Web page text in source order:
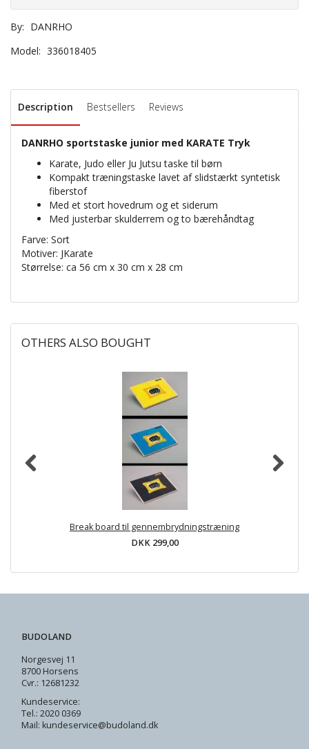
By: DANRHO
Model: 336018405
Description Bestsellers Reviews
DANRHO sportstaske junior med KARATE Tryk
Karate, Judo eller Ju Jutsu taske til børn
Kompakt træningstaske lavet af slidstærkt syntetisk
fiberstof
Med et stort hovedrum og et siderum
Med justerbar skulderrem og to bærehåndtag
Farve: Sort
Motiver: JKarate
Størrelse: ca 56 cm x 30 cm x 28 cm
OTHERS ALSO BOUGHT
Break board til gennembrydningstræning
DKK 299,00
BUDOLAND
Norgesvej 11
8700 Horsens
Cvr.: 12681232
Kundeservice:
Tel.: 2020 0369
Mail: kundeservice@budoland.dk